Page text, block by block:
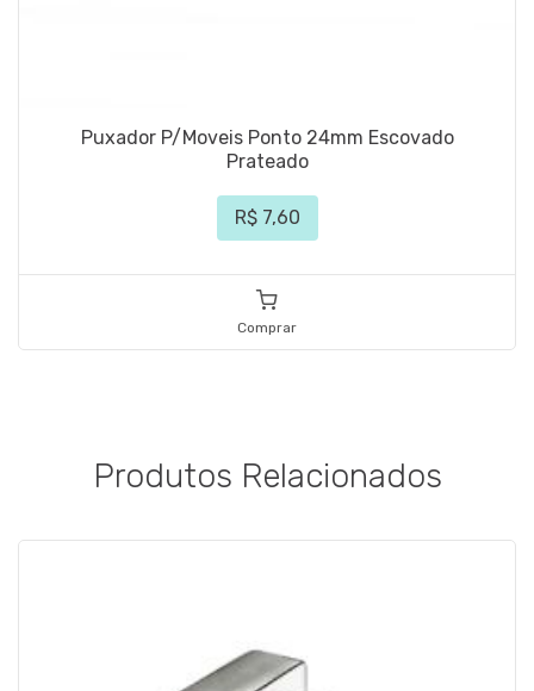
Puxador P/Moveis Ponto 24mm Escovado
Prateado
R$ 7,60
Comprar
Produtos Relacionados